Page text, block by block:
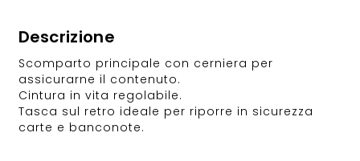
Descrizione
Scomparto principale con cerniera per
assicurarne il contenuto.
Cintura in vita regolabile.
Tasca sul retro ideale per riporre in sicurezza
carte e banconote.